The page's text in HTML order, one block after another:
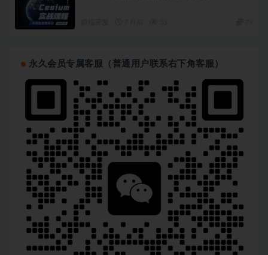
永久会员专属客服（普通用户联系右下角客服）